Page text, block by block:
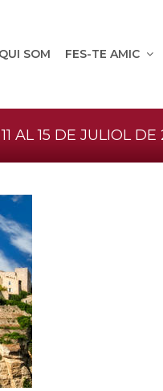
QUI SOM FES-TE AMIC
AL 15 DE JULIOL DE